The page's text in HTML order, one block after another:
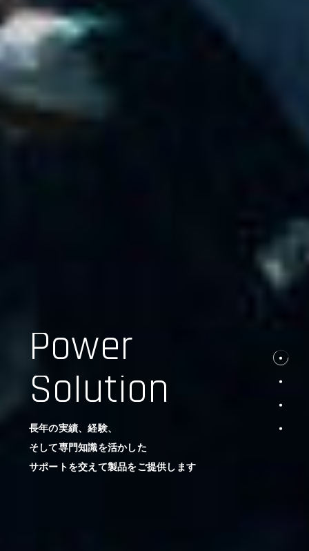
Power
Solution
長年の実績、経験、
そして専門知識を活かした
サポートを交えて製品をご提供します